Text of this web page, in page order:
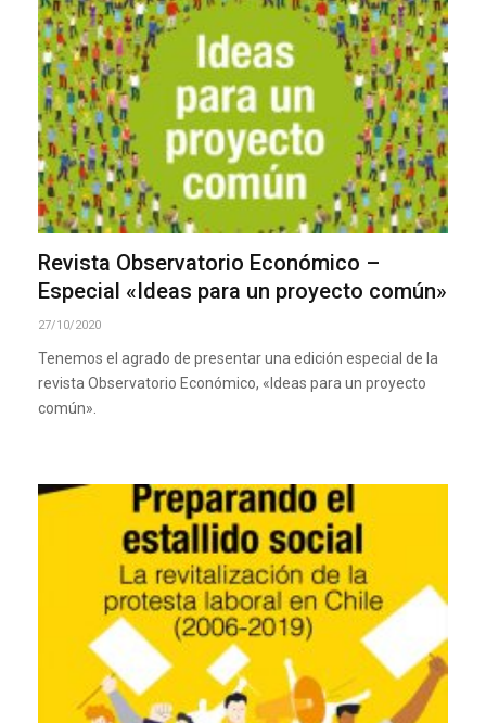
Revista Observatorio Económico –
Especial «Ideas para un proyecto común»
27/10/2020
Tenemos el agrado de presentar una edición especial de la
revista Observatorio Económico, «Ideas para un proyecto
común».